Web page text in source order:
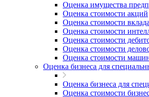
Оценка имущества
Оценка стоимости акций
Оценка стоимости
Оценка стоимости
Оценка стоимости
Оценка стоимости
Оценка стоимости
Оценка бизнеса для
Оценка бизнеса для
Оценка стоимости
Бор